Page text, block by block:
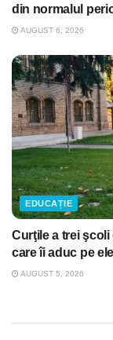
din normalul
AUGUST 6, 2026
EDUCAȚIE
Curţile a trei
care îi aduc pe
AUGUST 5, 2026